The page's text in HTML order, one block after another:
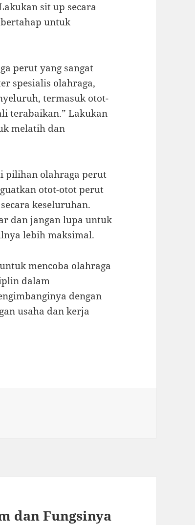
sit up secara
untuk
perut yang sangat
spesialis olahraga,
termasuk otot-
terabaikan.” Lakukan
melatih dan
pilihan olahraga perut
otot-otot perut
keseluruhan.
dan jangan lupa untuk
lebih maksimal.
mencoba olahraga
dalam
dengan
usaha dan kerja
dan Fungsinya